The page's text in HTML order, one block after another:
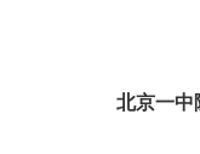
北京一中